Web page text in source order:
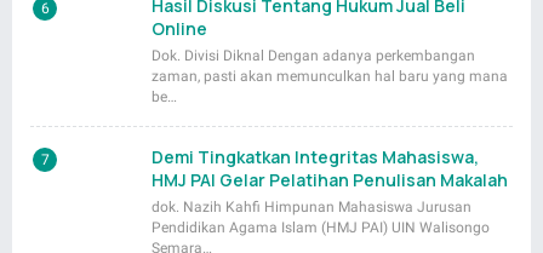
Hasil Diskusi Tentang Hukum Jual Beli
Online
Dok. Divisi Diknal Dengan adanya perkembangan
zaman, pasti akan memunculkan hal baru yang mana
be…
Demi Tingkatkan Integritas Mahasiswa,
HMJ PAI Gelar Pelatihan Penulisan Makalah
dok. Nazih Kahfi Himpunan Mahasiswa Jurusan
Pendidikan Agama Islam (HMJ PAI) UIN Walisongo
Semara…